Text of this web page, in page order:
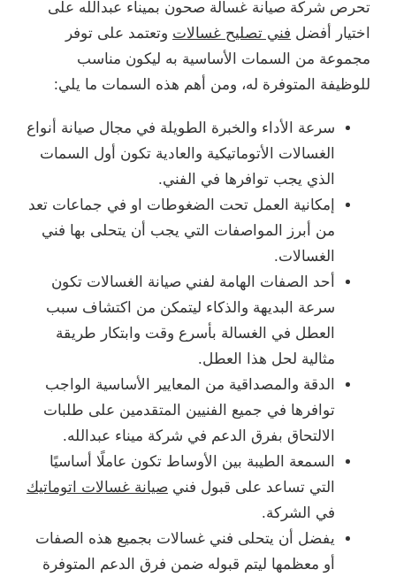
تحرص شركة صيانة غسالة صحون بميناء عبدالله على
اختيار أفضل فني تصليح غسالات وتعتمد على توفر
مجموعة من السمات الأساسية به ليكون مناسب
للوظيفة المتوفرة له، ومن أهم هذه السمات ما يلي:
سرعة الأداء والخبرة الطويلة في مجال صيانة أنواع
الغسالات الأتوماتيكية والعادية تكون أول السمات
الذي يجب توافرها في الفني.
إمكانية العمل تحت الضغوطات او في جماعات تعد
من أبرز المواصفات التي يجب أن يتحلى بها فني
الغسالات.
أحد الصفات الهامة لفني صيانة الغسالات تكون
سرعة البديهة والذكاء ليتمكن من اكتشاف سبب
العطل في الغسالة بأسرع وقت وابتكار طريقة
مثالية لحل هذا العطل.
الدقة والمصداقية من المعايير الأساسية الواجب
توافرها في جميع الفنيين المتقدمين على طلبات
الالتحاق بفرق الدعم في شركة ميناء عبدالله.
السمعة الطيبة بين الأوساط تكون عاملًا أساسيًا
التي تساعد على قبول فني صيانة غسالات اتوماتيك
في الشركة.
يفضل أن يتحلى فني غسالات بجميع هذه الصفات
أو معظمها ليتم قبوله ضمن فرق الدعم المتوفرة